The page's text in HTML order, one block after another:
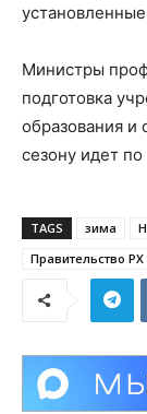
Министры
подготовка
образования и
сезону идет
TAGS зима
Правительство РХ